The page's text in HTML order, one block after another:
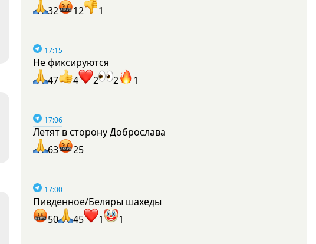
32
12 1
17:15
Не фиксируются
47
4 2 2 1
17:06
Летят в сторону Доброслава
63
25
17:00
Пивденное/Беляры шахеды
50
45 1 1